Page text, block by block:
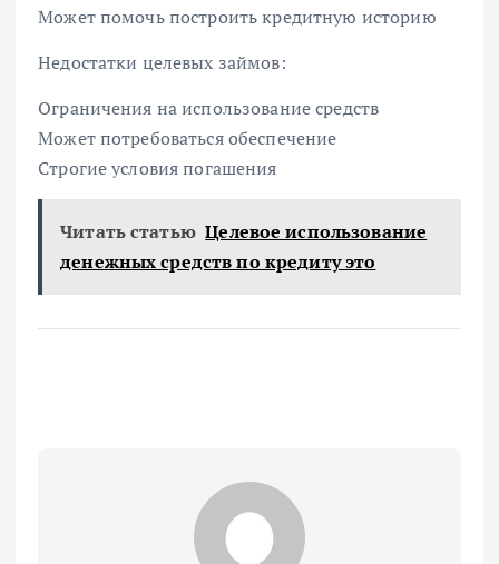
Может помочь построить кредитную историю
Недостатки целевых займов:
Ограничения на использование средств
Может потребоваться обеспечение
Строгие условия погашения
Читать статью Целевое использование
денежных средств по кредиту это